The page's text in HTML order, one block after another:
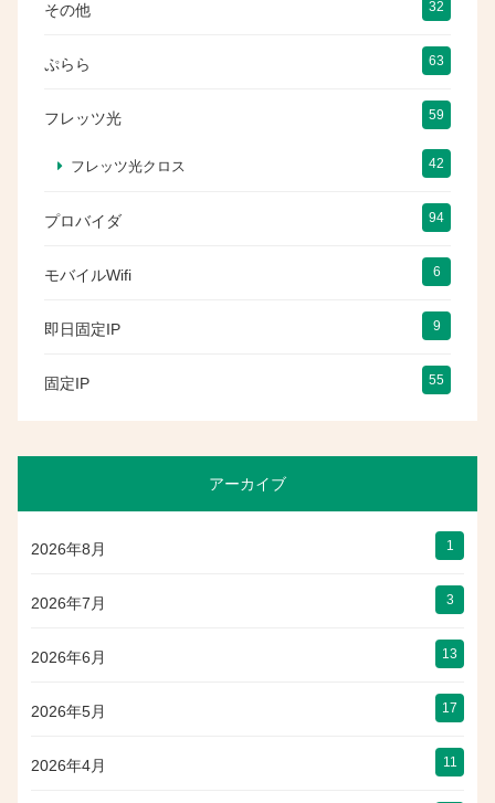
その他 32
ぷらら 63
フレッツ光 59
フレッツ光クロス 42
プロバイダ 94
モバイルWifi 6
即日固定IP 9
固定IP 55
アーカイブ
2026年8月 1
2026年7月 3
2026年6月 13
2026年5月 17
2026年4月 11